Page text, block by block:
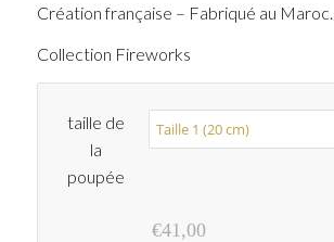
Création française – Fabriqué au Maroc.
Collection Fireworks
taille de
la
poupée
€41,00